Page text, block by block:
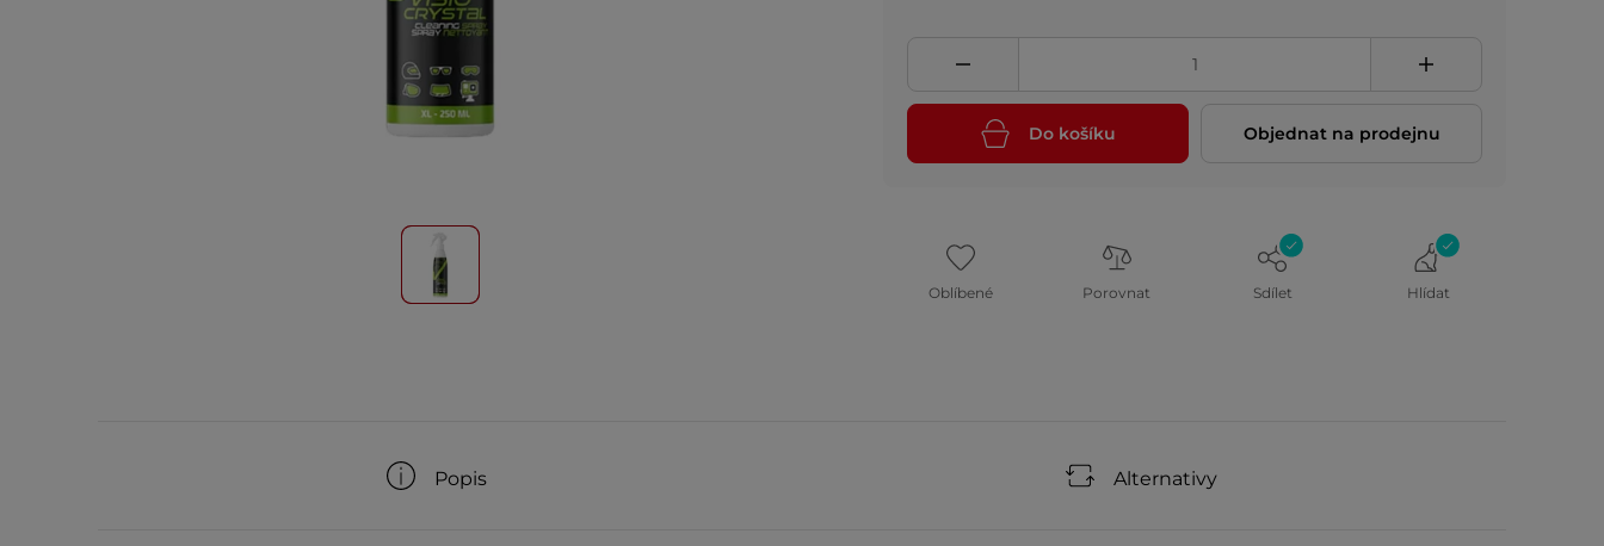
Do košíku Objednat na prodejnu
Oblíbené Porovnat Sdílet Hlídat
Popis Alternativy